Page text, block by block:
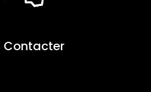
Contacter